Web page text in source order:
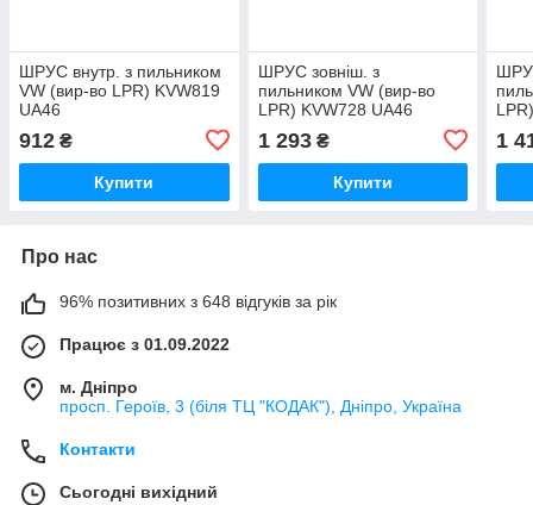
ШРУС внутр. з пильником
VW (вир-во LPR) KVW819
UA46
912 ₴
Купити
ШРУС зовніш. з
пильником VW (вир-во
LPR) KVW728 UA46
1 293₴
Купити
1
Про нас
96% позитивних з 648 відгуків за рік
Працює з 01.09.2022
м. Дніпро
просп. Героїв, 3 (біля ТЦ "КОДАК"), Дніпро, Україна
Контакти
Сьогодні вихідний